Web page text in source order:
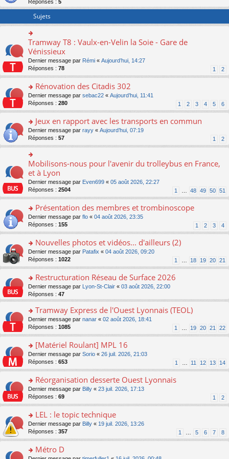
er
s
s
a
g
e
n
n
lu
le
pl
u
s
ré
c
e
Réponses : 5
Sujets
o
n
ult
er
le
m
e
s
s
a
g
e
n
o
n
lu
le
pl
u
c
e
nt
Tramway T8 : Vaulx-en-Velin la Soie - Gare de
Vénissieux
Dernier message par Rémi « Aujourd’hui, 14:27
Réponses : 78 1 2
o
n
s
ult
er
le
m
e
s
s
a
g
e
n
lu
le
pl
u
s
ré
nt
Rénovation des Citadis 302
Dernier message par sebac22 « Aujourd’hui, 11:41
Réponses : 280 1 2 3 4 5 6
o
n
s
ult
er
le
m
e
s
s
a
g
e
n
lu
le
pl
u
s
ré
c
nt
Jeux en rapport avec les transports en commun
Dernier message par rayy « Aujourd’hui, 07:19
Réponses : 57 1 2
o
n
ult
er
le
m
e
s
s
a
g
e
n
o
n
lu
le
pl
u
s
ré
nt
Mobilisons-nous pour l'avenir du trolleybus en France,
et à Lyon
Dernier message par Even699 « 05 août 2026, 22:27
Réponses : 2504 1 48 49 50 51
o
n
s
ult
er
le
m
e
s
s
a
g
e
n
o
le
pl
u
s
ré
c
e
Présentation des membres et trombinoscope
Dernier message par flo « 04 août 2026, 23:35
Réponses : 155 1 2 3 4
o
n
s
ult
er
le
m
s
s
a
g
e
n
o
le
pl
u
s
ré
c
e
Nouvelles photos et vidéos... d'ailleurs (2)
Dernier message par Patafix « 04 août 2026, 09:20
Réponses : 1022 1 18 19 20 21
o
n
s
ult
er
le
s
s
a
g
e
n
o
le
pl
u
s
ré
c
Restructuration Réseau de Surface 2026
Dernier message par Lyon-St-Clair « 03 août 2026, 22:00
Réponses : 47
o
n
s
ult
er
le
m
e
s
s
a
g
n
o
n
lu
le
pl
Tramway Express de l'Ouest Lyonnais (TEOL)
Dernier message par nanar « 02 août 2026, 18:41
Réponses : 1085 1 19 20 21 22
o
n
s
ult
er
le
m
e
s
s
a
g
n
[Matériel Roulant] MPL 16
Dernier message par Sorio « 26 juil. 2026, 21:03
Réponses : 653 1 11 12 13 14
o
n
s
ult
er
le
m
e
s
Réorganisation desserte Ouest Lyonnais
Dernier message par Billy « 23 juil. 2026, 17:13
Réponses : 69 1 2
o
n
s
ult
er
LEL : le topic technique
Dernier message par Billy « 19 juil. 2026, 13:26
Réponses : 357 1 5 6 7 8
Métro D